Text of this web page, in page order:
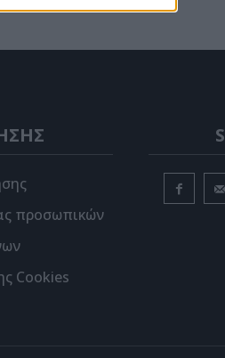
προσωπικών
Cookies